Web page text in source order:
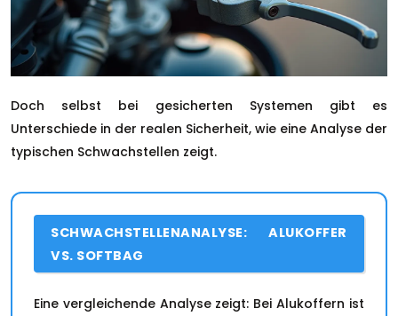
Doch selbst bei gesicherten Systemen gibt es
Unterschiede in der realen Sicherheit, wie eine Analyse der
typischen Schwachstellen zeigt.
SCHWACHSTELLENANALYSE: ALUKOFFER
VS. SOFTBAG
Eine vergleichende Analyse zeigt: Bei Alukoffern ist